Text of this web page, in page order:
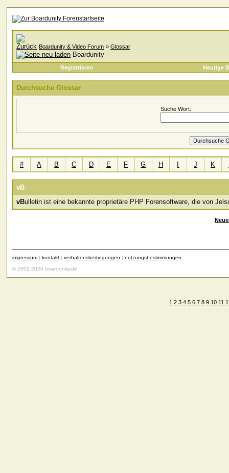
Boardunity & Video Forum » Glossar
Boardunity
Registrieren Heutige
Durchsuche Glossar
Suche Wort:
# A B C D E F G H J K
vB
vBulletin ist eine bekannte proprietäre PHP Forensoftware, die von
impressum | kontakt | verhaltensbedingungen | nutzungsbestimmungen
© 2002-2026 boardunity.de
1 2 3 4 5 6 7 8 9 10 11